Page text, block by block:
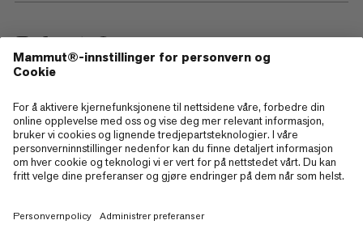
—
Sitemap
Cookies
Juridisk merknad